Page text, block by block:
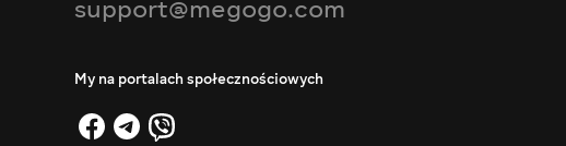
support@megogo.com
My na portalach społecznościowych